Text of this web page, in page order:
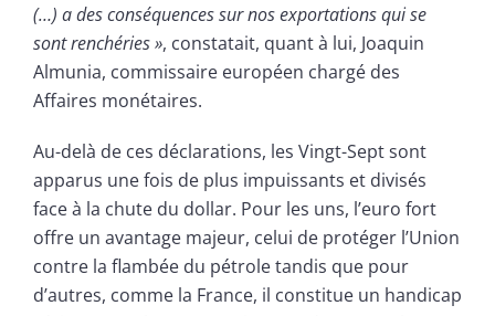
(…) a des conséquences sur nos exportations qui se
sont renchéries », constatait, quant à lui, Joaquin
Almunia, commissaire européen chargé des
Affaires monétaires.
Au-delà de ces déclarations, les Vingt-Sept sont
apparus une fois de plus impuissants et divisés
face à la chute du dollar. Pour les uns, l’euro fort
offre un avantage majeur, celui de protéger l’Union
contre la flambée du pétrole tandis que pour
d’autres, comme la France, il constitue un handicap